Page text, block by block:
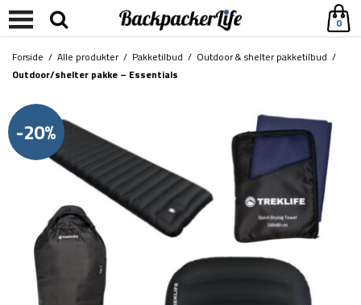
0
Forside / Alle produkter/ Pakketilbud / Outdoor & shelter pakketilbud /
Outdoor/shelter pakke – Essentials
-20%